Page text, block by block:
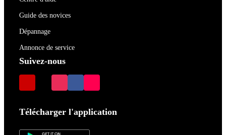
Guide des novices
Dépannage
Annonce de service
Suivez-nous
Télécharger l'application